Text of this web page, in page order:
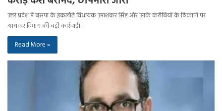
उत्तर प्रदेश में बसपा के इकलौते विधायक उमाशंकर सिंह और उनके करीबियों के ठिकानों पर
आयकर विभाग की बड़ी कार्रवाई।…
Read More »